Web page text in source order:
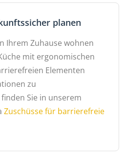
planen
Ihrem Zuhause wohnen
mit ergonomischen
Elementen
zu
Sie in unserem
Zuschüsse für barrierefreie